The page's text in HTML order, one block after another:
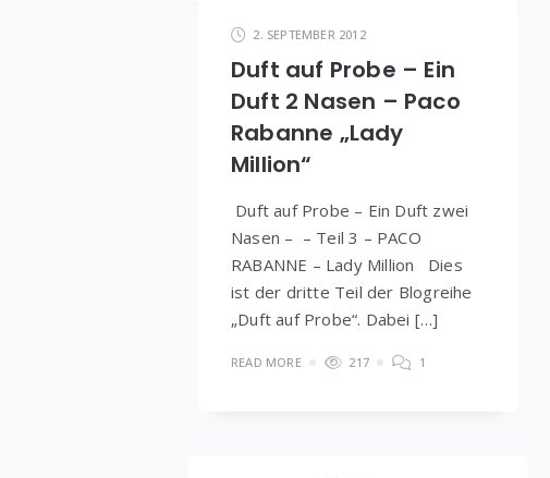
2. SEPTEMBER 2012
Duft auf Probe – Ein
Duft 2 Nasen – Paco
Rabanne „Lady
Million“
Duft auf Probe – Ein Duft zwei
Nasen – – Teil 3 – PACO
RABANNE – Lady Million Dies
ist der dritte Teil der Blogreihe
„Duft auf Probe“. Dabei […]
READ MORE 217 1